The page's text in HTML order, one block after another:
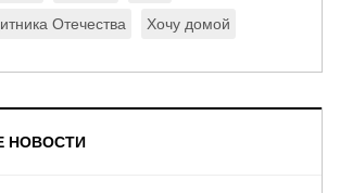
Отечества Хочу домой
НОВОСТИ